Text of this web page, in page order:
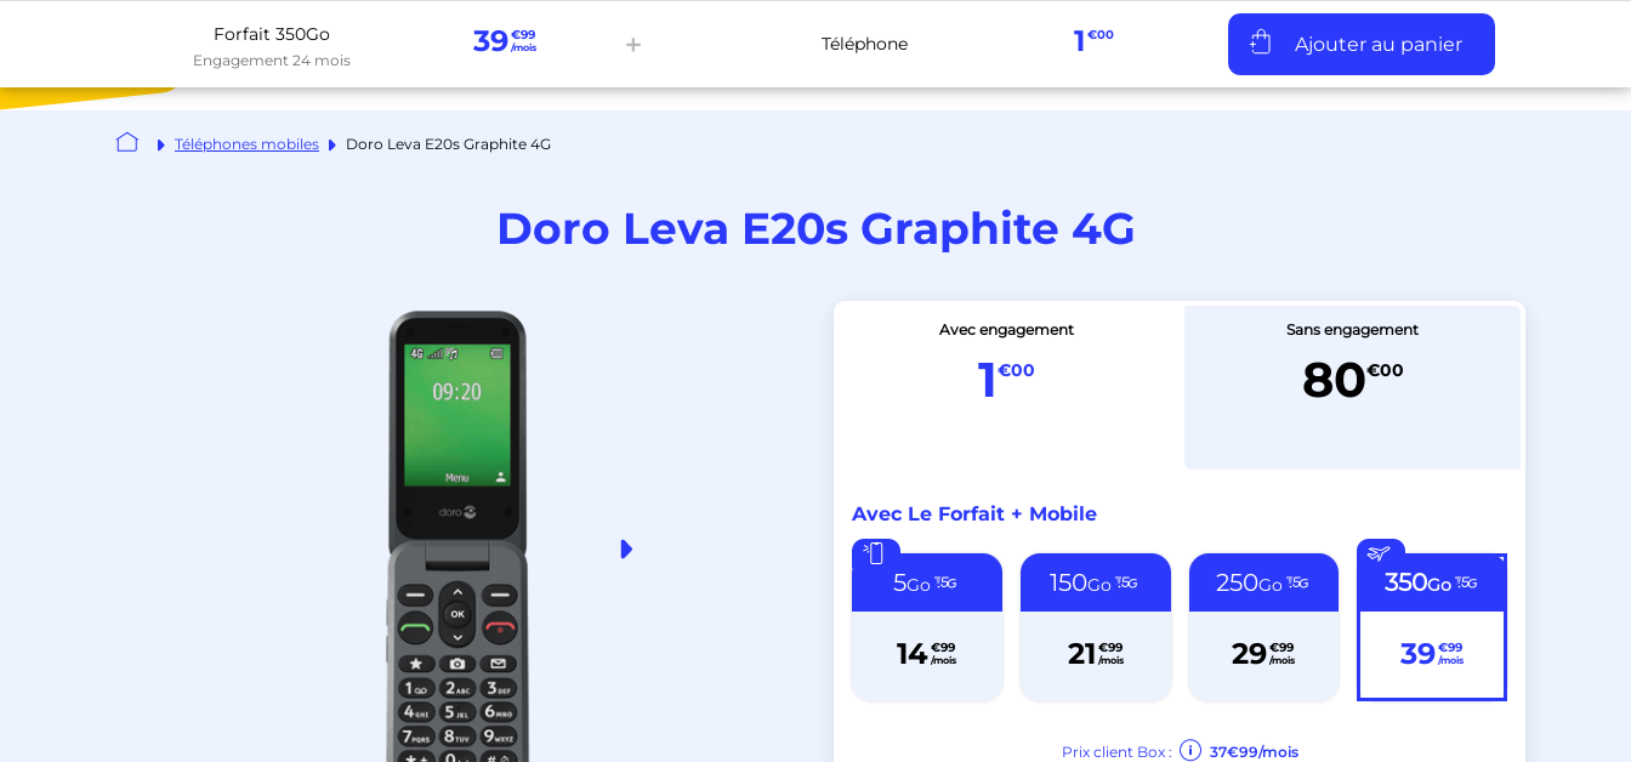
Forfaits Téléphones Box Internet Activer Kit SIM Assistance Pro
Forfait 350Go
Engagement 24 mois
39€99
/mois Téléphone 1 €00
Téléphones mobiles Doro Leva E20s Graphite 4G
Doro Leva E20s Graphite 4G
Avec engagement
1€00
Sans engagement
80€00
Avec Le Forfait + Mobile
5Go
14€99
/mois
150Go
21 €99
/mois
250Go
29€99
/mois
350Go
39€99
/mois
Prix client Box : 37€99/mois